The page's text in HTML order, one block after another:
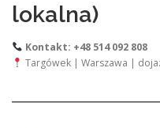
lokalna)
Kontakt: +48 514 092 808
Targówek | Warszawa |